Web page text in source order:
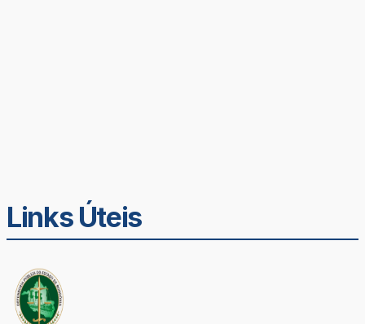
Links Úteis